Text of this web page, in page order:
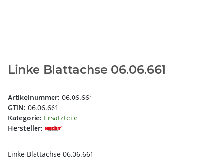
Linke Blattachse 06.06.661
Artikelnummer: 06.06.661
GTIN: 06.06.661
Kategorie: Ersatzteile
Hersteller:
Linke Blattachse 06.06.661